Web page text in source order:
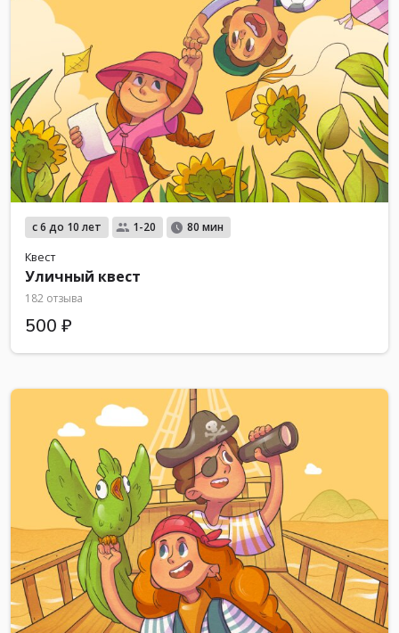
с 6 до 10 лет 1-20 80 мин
Квест
Уличный квест
182 отзыва
500 ₽